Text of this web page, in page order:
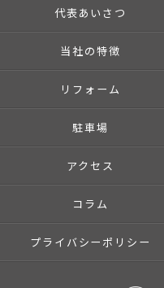
代表あいさつ
当社の特徴
リフォーム
駐車場
アクセス
コラム
プライバシーポリシー